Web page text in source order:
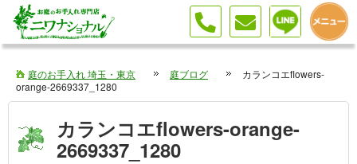
庭のお手入れ 埼玉・東京 庭ブログ
カランコエflowers-
orange-2669337_1280
カランコエflowers-orange-
2669337_1280